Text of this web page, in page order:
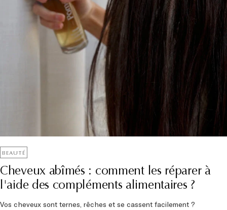
BEAUTÉ
Cheveux abîmés : comment les réparer à
l'aide des compléments alimentaires ?
Vos cheveux sont ternes, rêches et se cassent facilement ?